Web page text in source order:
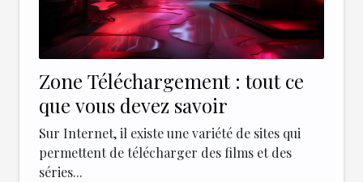
Zone Téléchargement : tout ce
que vous devez savoir
Sur Internet, il existe une variété de sites qui
permettent de télécharger des films et des
séries...